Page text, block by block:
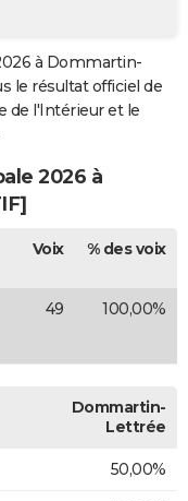
à Dommartin-
le résultat officiel de
de l'Intérieur et le
2026 à
Voix % des voix
49 100,00%
Dommartin-
Lettrée
50,00%